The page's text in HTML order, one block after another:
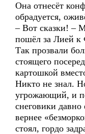
Она отнесёт
обрадуется,
– Вот сказки! –
пошёл за Лией к
Так прозвали
стоящего
картошкой
Никто не знал.
угрожающий, и
снеговики
вернее
стоял, гордо